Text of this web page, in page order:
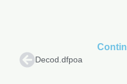
Decod.dfpoa